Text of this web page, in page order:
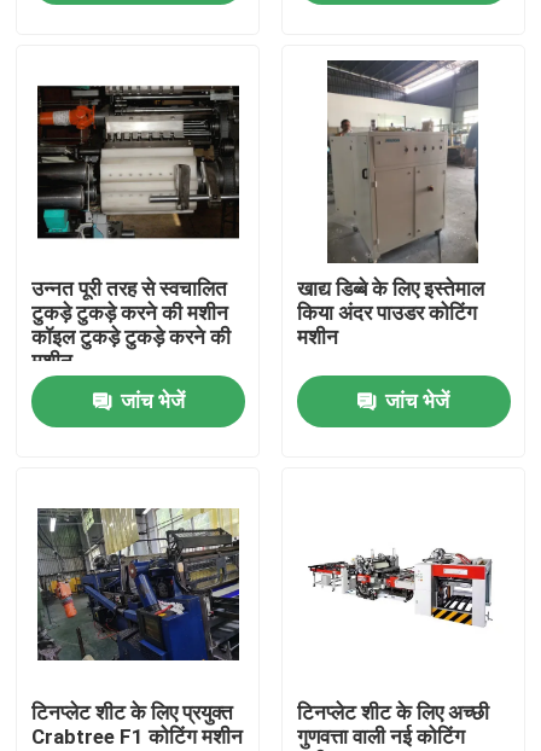
उत्पादों
वीडियो
हमारे बारे में
कारखाना भ्रमण
गुणवत्ता नियंत्रण
एक उद्धरण का अनुरोध करें
स्वचालित टिन कैन बनाने की मशीन
बेवरेज कैन मेकिंग मशीन
एरोसोल कैन मेकिंग मशीन
उन्नत पूरी तरह से स्वचालित
टुकड़े टुकड़े करने की मशीन
कॉइल टुकड़े टुकड़े करने की
मशीन
जांच भेजें
खाद्य डिब्बे के लिए इस्तेमाल
किया अंदर पाउडर कोटिंग
मशीन
जांच भेजें
टिनप्लेट शीट के लिए प्रयुक्त
Crabtree F1 कोटिंग मशीन
टिनप्लेट शीट के लिए अच्छी
गुणवत्ता वाली नई कोटिंग